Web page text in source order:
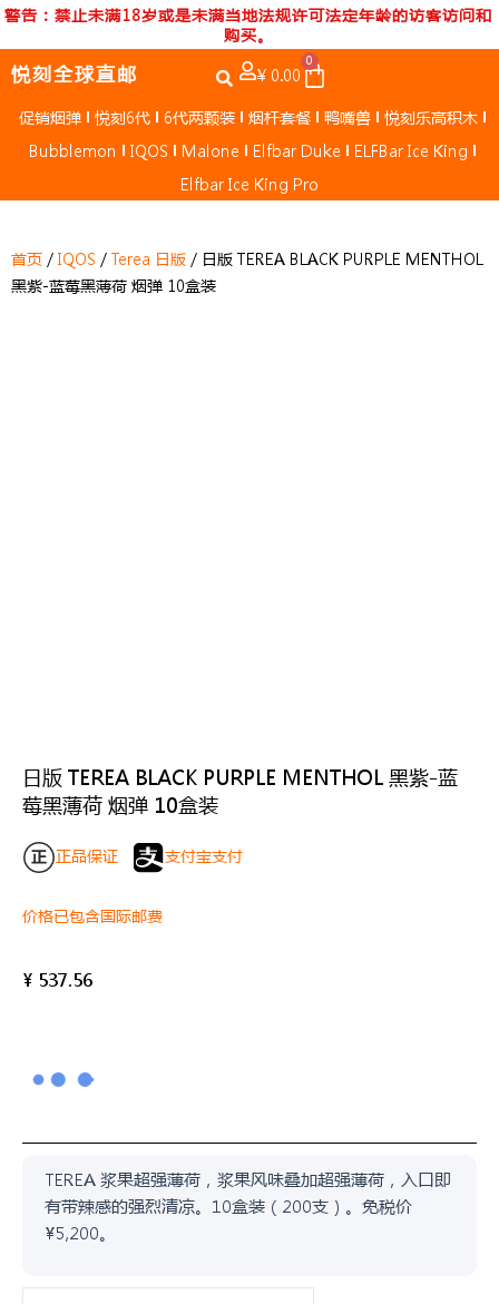
跳
内
警告：禁止未满18岁或是未满当地法规许可法定年龄的访客访问和
购买。
悦刻全球直邮 ¥ 0.00
0
促销烟弹 悦刻6代 6代两颗装 烟杆套餐 鸭嘴兽 悦刻乐高积木
Bubblemon
IQOS Malone Elfbar Duke
ELFBar Ice King
Elfbar Ice King Pro
首页 / IQOS / Terea 日版 / 日版 TEREA BLACK PURPLE MENTHOL
黑紫-蓝莓黑薄荷 烟弹 10盒装
日版 TEREA BLACK PURPLE MENTHOL 黑紫-蓝
莓黑薄荷 烟弹 10盒装
正品保证 支付宝支付
价格已包含国际邮费
¥ 537.56
TEREA 浆果超强薄荷，浆果风味叠加超强薄荷，入口即
有带辣感的强烈清凉。10盒装（200支）。免税价
¥5,200。